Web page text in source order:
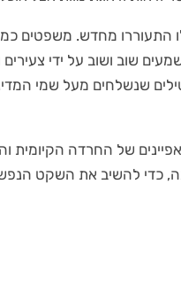
מחדש. משפטים
שנשלחים מעל שמי
של החרדה הקיומית
כדי להשיב את השקט